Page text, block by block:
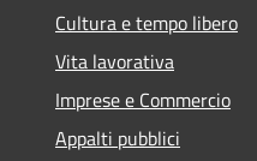
Cultura e tempo libero
Vita lavorativa
Imprese e Commercio
Appalti pubblici